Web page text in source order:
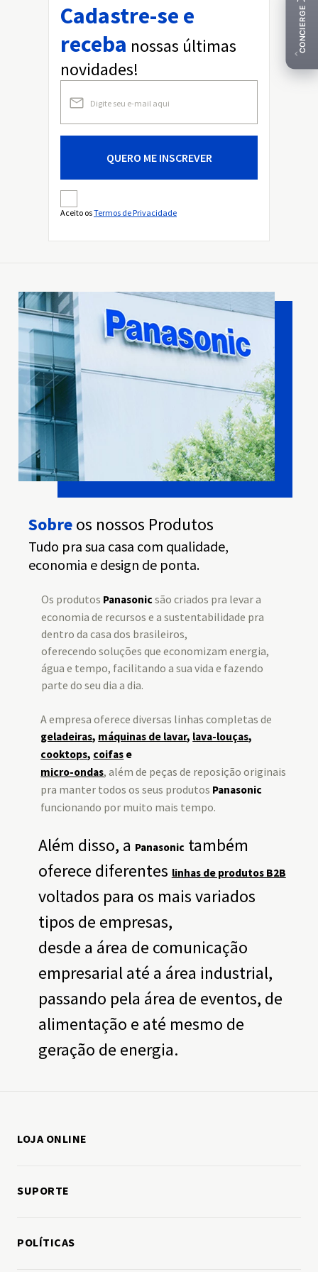
Cadastre-se e
receba nossas últimas
novidades!
QUERO ME INSCREVER
Aceito osTermos de Privacidade
Sobreos nossos Produtos
Tudo pra sua casa com qualidade,
economia e design de ponta.
Os produtos Panasonic são criados pra levar a
economia de recursos e a sustentabilidade pra
dentro da casa dos brasileiros,
oferecendo soluções que economizam energia,
água e tempo, facilitando a sua vida e fazendo
parte do seu dia a dia.
A empresa oferece diversas linhas completas de
geladeiras, máquinas de lavar, lava-louças,
cooktops, coifas e
micro-ondas, além de peças de reposição originais
pra manter todos os seus produtos Panasonic
funcionando por muito mais tempo.
Além disso, a Panasonic também
oferece diferentes linhas de produtos B2B
voltados para os mais variados
tipos de empresas,
desde a área de comunicação
empresarial até a área industrial,
passando pela área de eventos, de
alimentação e até mesmo de
geração de energia.
LOJA ONLINE
SUPORTE
Política de entregas
POLÍTICAS